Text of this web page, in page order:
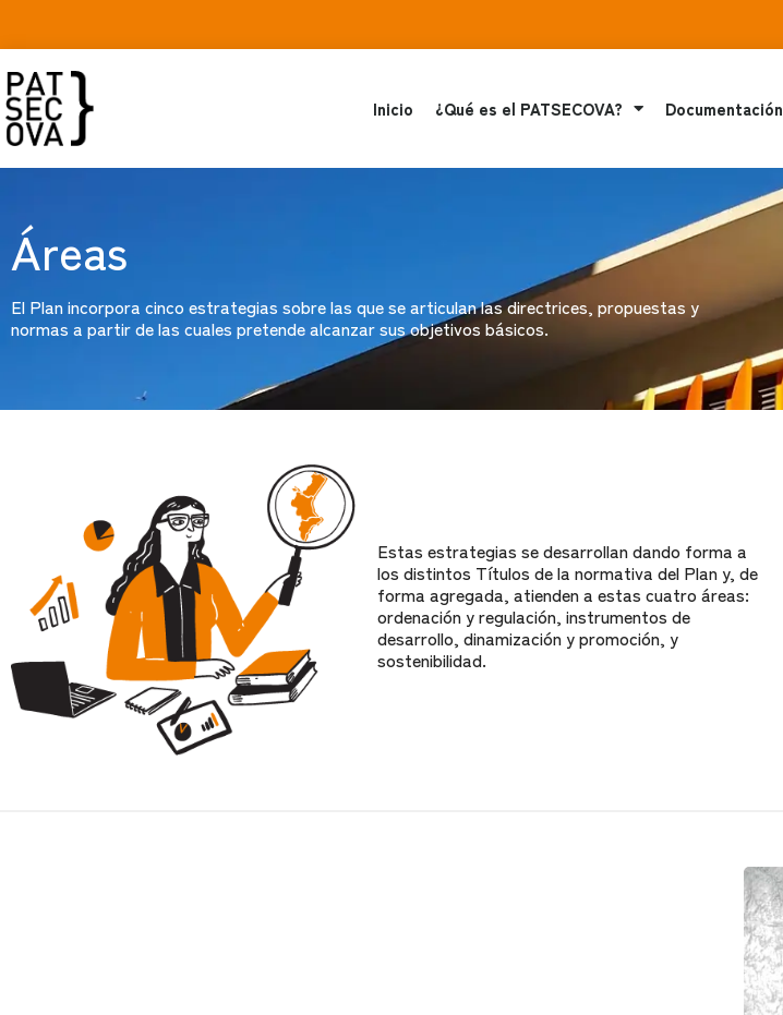
Inicio ¿Qué es el PATSECOVA? Documentación
Áreas
El Plan incorpora cinco estrategias sobre las que se articulan las directrices, propuestas y
normas a partir de las cuales pretende alcanzar sus objetivos básicos.
Estas estrategias se desarrollan dando forma a
los distintos Títulos de la normativa del Plan y, de
forma agregada, atienden a estas cuatro áreas:
ordenación y regulación, instrumentos de
desarrollo, dinamización y promoción, y
sostenibilidad.